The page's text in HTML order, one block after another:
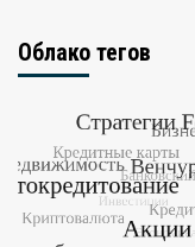
Облако тегов